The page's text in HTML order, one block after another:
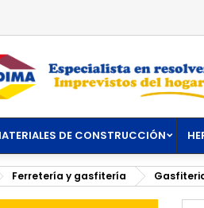
DE CONSTRUCCIÓN
Ferretería y gasfitería